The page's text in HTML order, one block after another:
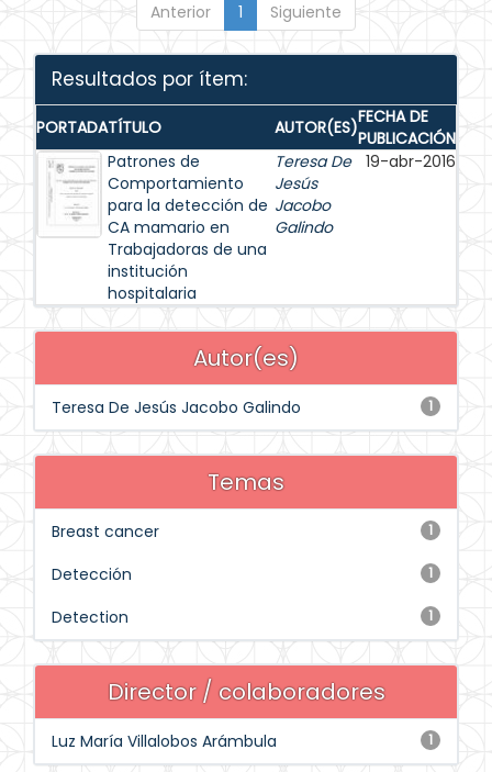
Anterior 1 Siguiente
Resultados por ítem:
PORTADATÍTULO AUTOR(ES)FECHA DE
PUBLICACIÓN
Patrones de
Comportamiento
para la detección de
CA mamario en
Trabajadoras de una
institución
hospitalaria
Teresa De
Jesús
Jacobo
Galindo
19-abr-2016
Autor(es)
1
Teresa De Jesús Jacobo Galindo
Temas
1
Breast cancer
1
Detección
1
Detection
Director / colaboradores
1
Luz María Villalobos Arámbula